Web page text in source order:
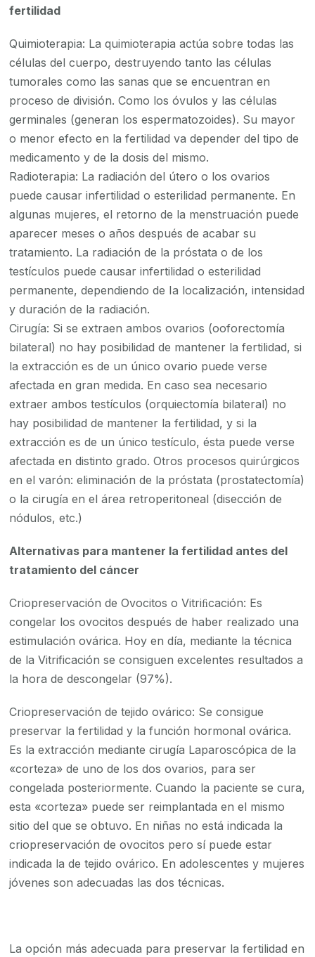
fertilidad
Quimioterapia: La quimioterapia actúa sobre todas las
células del cuerpo, destruyendo tanto las células
tumorales como las sanas que se encuentran en
proceso de división. Como los óvulos y las células
germinales (generan los espermatozoides). Su mayor
o menor efecto en la fertilidad va depender del tipo de
medicamento y de la dosis del mismo.
Radioterapia: La radiación del útero o los ovarios
puede causar infertilidad o esterilidad permanente. En
algunas mujeres, el retorno de la menstruación puede
aparecer meses o años después de acabar su
tratamiento. La radiación de la próstata o de los
testículos puede causar infertilidad o esterilidad
permanente, dependiendo de Ia localización, intensidad
y duración de la radiación.
Cirugía: Si se extraen ambos ovarios (ooforectomía
bilateral) no hay posibilidad de mantener la fertilidad, si
la extracción es de un único ovario puede verse
afectada en gran medida. En caso sea necesario
extraer ambos testículos (orquiectomía bilateral) no
hay posibilidad de mantener la fertilidad, y si la
extracción es de un único testículo, ésta puede verse
afectada en distinto grado. Otros procesos quirúrgicos
en el varón: eliminación de la próstata (prostatectomía)
o la cirugía en el área retroperitoneal (disección de
nódulos, etc.)
Alternativas para mantener la fertilidad antes del
tratamiento del cáncer
Criopreservación de Ovocitos o Vitriﬁcación: Es
congelar los ovocitos después de haber realizado una
estimulación ovárica. Hoy en día, mediante la técnica
de la Vitrificación se consiguen excelentes resultados a
la hora de descongelar (97%).
Criopreservación de tejido ovárico: Se consigue
preservar la fertilidad y la función hormonal ovárica.
Es la extracción mediante cirugía Laparoscópica de la
«corteza» de uno de los dos ovarios, para ser
congelada posteriormente. Cuando la paciente se cura,
esta «corteza» puede ser reimplantada en el mismo
sitio del que se obtuvo. En niñas no está indicada la
criopreservación de ovocitos pero sí puede estar
indicada la de tejido ovárico. En adolescentes y mujeres
jóvenes son adecuadas las dos técnicas.
La opción más adecuada para preservar la fertilidad en